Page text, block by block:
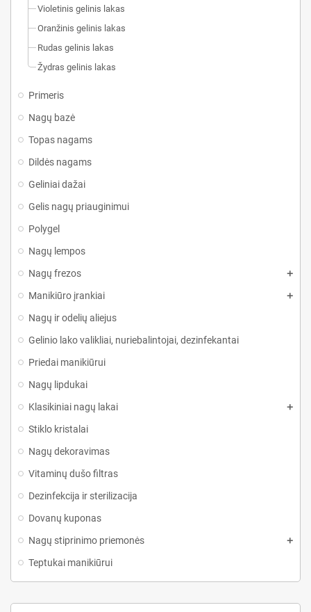
Violetinis gelinis lakas
Oranžinis gelinis lakas
Rudas gelinis lakas
Žydras gelinis lakas
Primeris
Nagų bazė
Topas nagams
Dildės nagams
Geliniai dažai
Gelis nagų priauginimui
Polygel
Nagų lempos
Nagų frezos
Manikiūro įrankiai
Nagų ir odelių aliejus
Gelinio lako valikliai, nuriebalintojai, dezinfekantai
Priedai manikiūrui
Nagų lipdukai
Klasikiniai nagų lakai
Stiklo kristalai
Nagų dekoravimas
Vitaminų dušo filtras
Dezinfekcija ir sterilizacija
Dovanų kuponas
Nagų stiprinimo priemonės
Teptukai manikiūrui